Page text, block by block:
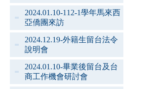
2024.01.10-112-1學年馬來西
亞僑團來訪
2024.12.19-外籍生留台法令
說明會
2024.01.10-畢業後留台及台
商工作機會研討會